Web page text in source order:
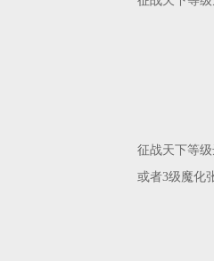
征战天下等
或者3级魔化